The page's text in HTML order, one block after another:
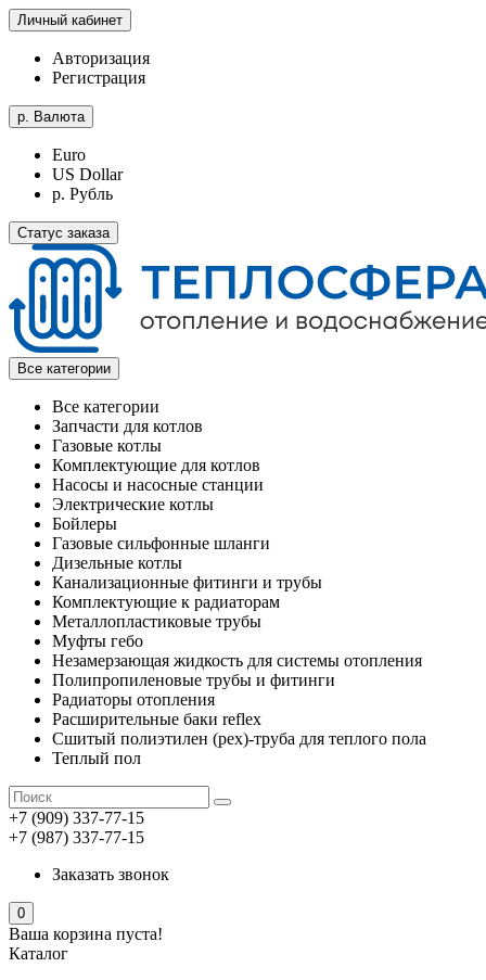
Личный кабинет
Авторизация
Регистрация
р. Валюта
Euro
US Dollar
р. Рубль
Статус заказа
Все категории
Все категории
Запчасти для котлов
Газовые котлы
Комплектующие для котлов
Насосы и насосные станции
Электрические котлы
Бойлеры
Газовые сильфонные шланги
Дизельные котлы
Канализационные фитинги и трубы
Комплектующие к радиаторам
Металлопластиковые трубы
Муфты гебо
Незамерзающая жидкость для системы отопления
Полипропиленовые трубы и фитинги
Радиаторы отопления
Расширительные баки reflex
Сшитый полиэтилен (pex)-труба для теплого пола
Теплый пол
+7 (909) 337-77-15
+7 (987) 337-77-15
Заказать звонок
0
Ваша корзина пуста!
Каталог